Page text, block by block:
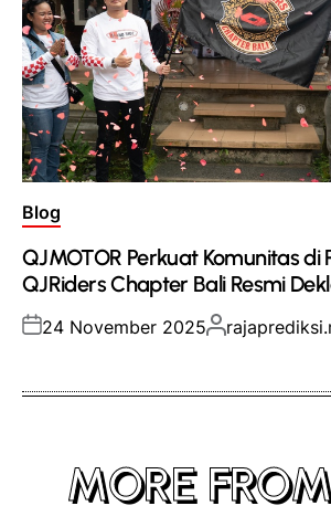
Posted
Blog
QJMOTOR Perkuat Komunitas di
QJRiders Chapter Bali Resmi
Posted
24 November 2025Posted
MORE